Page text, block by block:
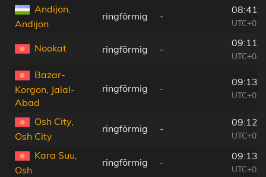
Andijon,
Andijon
ringförmig -
Nookat ringförmig -
Bazar-
Korgon, Jalal-
Abad
ringförmig -
Osh City,
Osh City
ringförmig -
Kara Suu,
Osh
ringförmig -